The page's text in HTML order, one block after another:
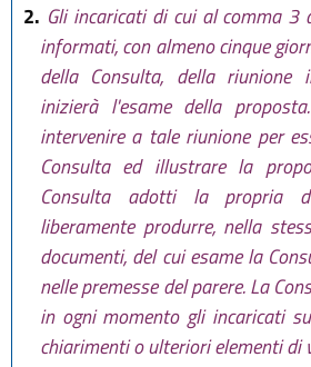
2. Gli incaricati di cui al comma 3
informati, con almeno cinque
della Consulta, della
inizierà l'esame della
intervenire a tale riunione per
Consulta ed illustrare la
Consulta adotti la propria
liberamente produrre, nella
documenti, del cui esame la
nelle premesse del parere. La
in ogni momento gli incaricati
chiarimenti o ulteriori elementi di